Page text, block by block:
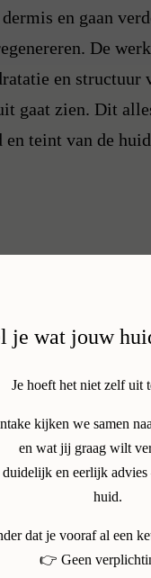
en gaan
De
en structuur
gaat zien. Dit
en teint van de huid
je wat jouw
Je hoeft het niet zelf uit
kijken we samen
en wat jij graag wilt
en eerlijk
huid.
dat je vooraf al een
👉 Geen